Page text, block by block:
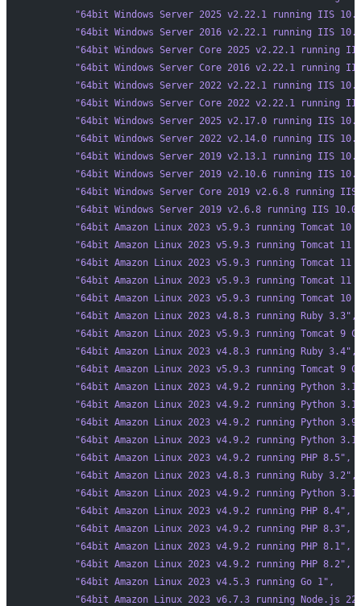
"64bit Windows Server 2025 v2.22.1 running IIS
"64bit Windows Server 2016 v2.22.1 running IIS
"64bit Windows Server Core 2025 v2.22.1 running
"64bit Windows Server Core 2016 v2.22.1 running
"64bit Windows Server 2022 v2.22.1 running IIS
"64bit Windows Server Core 2022 v2.22.1 running
"64bit Windows Server 2025 v2.17.0 running IIS
"64bit Windows Server 2022 v2.14.0 running IIS
"64bit Windows Server 2019 v2.13.1 running IIS
"64bit Windows Server 2019 v2.10.6 running IIS
"64bit Windows Server Core 2019 v2.6.8 running IIS
"64bit Windows Server 2019 v2.6.8 running IIS
"64bit Amazon Linux 2023 v5.9.3 running Tomcat 10
"64bit Amazon Linux 2023 v5.9.3 running Tomcat 11
"64bit Amazon Linux 2023 v5.9.3 running Tomcat 11
"64bit Amazon Linux 2023 v5.9.3 running Tomcat 11
"64bit Amazon Linux 2023 v5.9.3 running Tomcat 10
        "64bit Amazon Linux 2023 v4.8.3 running Ruby 3.3"
,
"64bit Amazon Linux 2023 v5.9.3 running Tomcat 9
        "64bit Amazon Linux 2023 v4.8.3 running Ruby 3.4"
,
"64bit Amazon Linux 2023 v5.9.3 running Tomcat 9
"64bit Amazon Linux 2023 v4.9.2 running Python
"64bit Amazon Linux 2023 v4.9.2 running Python
"64bit Amazon Linux 2023 v4.9.2 running Python
"64bit Amazon Linux 2023 v4.9.2 running Python
        "64bit Amazon Linux 2023 v4.9.2 running PHP 8.5"
,
        "64bit Amazon Linux 2023 v4.8.3 running Ruby 3.2"
,
"64bit Amazon Linux 2023 v4.9.2 running Python
        "64bit Amazon Linux 2023 v4.9.2 running PHP 8.4"
,
        "64bit Amazon Linux 2023 v4.9.2 running PHP 8.3"
,
        "64bit Amazon Linux 2023 v4.9.2 running PHP 8.1"
,
        "64bit Amazon Linux 2023 v4.9.2 running PHP 8.2"
,
        "64bit Amazon Linux 2023 v4.5.3 running Go 1"
,
"64bit Amazon Linux 2023 v6.7.3 running Node.js